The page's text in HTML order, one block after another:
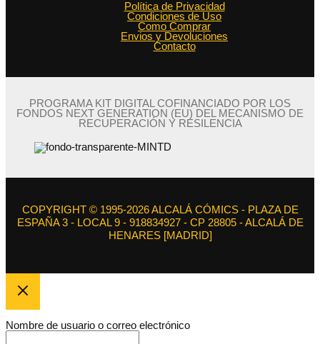
Política de Privacidad
Condiciones de Uso
Como Comprar
Envios y Devoluciones
Contacto
PROGRAMA KIT DIGITAL COFINANCIADO POR LOS
FONDOS NEXT GENERATION (EU) DEL MECANISMO DE
RECUPERACIÓN Y RESILENCIA
COPYRIGHT © 1995-2026 ALCALÁ CÓMICS - PLAZA DE
ESPAÑA 3 - LOCAL 9 - 918834927 - CP 28805 - ALCALÁ DE
HENARES [MADRID]
Nombre de usuario o correo electrónico